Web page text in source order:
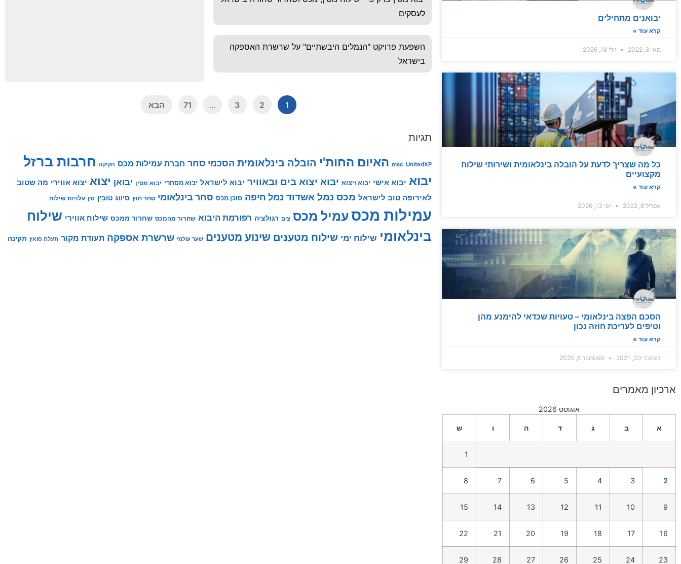
יבואנים מתחילים
קרא עוד »
מאי 3, 2022 יולי 18, 2026
כל מה שצריך לדעת על הובלה בינלאומית ושירותי שילוח
מקצועיים
קרא עוד »
אפריל 8, 2022 יוני 13, 2026
הסכם הפצה בינלאומי – טעויות שכדאי להימנע מהן
וטיפים לעריכת חוזה נכון
קרא עוד »
דצמבר 30, 2021 ספטמבר 6, 2025
ארכיון מאמרים
אוגוסט 2026
א ב ג ד ה ו ש
1
2
3
4
5
6
7
8
9
10
11
12
13
14
15
16
17
18
19
20
21
22
23
24
25
26
27
28
29
לעסקים
השפעת פרויקט "הנמלים היבשתיים" על שרשרת האספקה
בישראל
1
2
3
…
71 הבא
תגיות
msc UnitedXP האיום החות'י הובלה בינלאומית הסכמי סחר חברת עמילות מכס חקיקה חרבות ברזל
יבוא יבוא אישי יבוא ויצוא יבוא יצוא בים ובאוויר יבוא לישראל יבוא מסחרי יבוא מסין יבואן יצוא יצוא אווירי מה שטוב
לאירופה טוב לישראל מכס נמל אשדוד נמל חיפה סוכן מכס סחר בינלאומי סחר חוץ סיווג טובין סין עלויות שילוח
עמילות מכסעמיל מכס צים רגולציה רפורמת היבוא שחרור מהמכס שחרור ממכס שילוח אווירי שילוח
בינלאומי שילוח ימי שילוח מטענים שינוע מטענים שער עולמי שרשרת אספקה תעודת מקור תעלת סואץ תקינה